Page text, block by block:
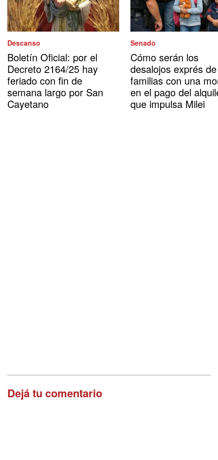
Descanso
Boletín Oficial: por el
Decreto 2164/25 hay
feriado con fin de
semana largo por San
Cayetano
Senado
Cómo serán los
desalojos exprés de
familias con una
en el pago del
que impulsa Milei
Dejá tu comentario